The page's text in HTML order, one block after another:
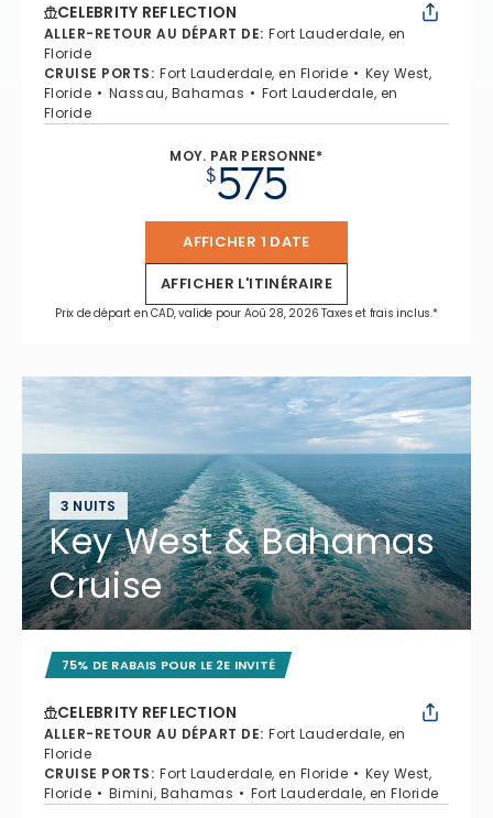
CELEBRITY REFLECTION
ALLER-RETOUR AU DÉPART DE: Fort Lauderdale, en
Floride
CRUISE PORTS: Fort Lauderdale, en Floride
Key West,
Floride
Nassau, Bahamas
Fort Lauderdale, en
Floride
MOY. PAR PERSONNE*
$575
AFFICHER 1 DATE
AFFICHER L'ITINÉRAIRE
Prix de départ en CAD, valide pour Aoû 28, 2026 Taxes et frais inclus.*
3 NUITS
Key West & Bahamas
Cruise
75% DE RABAIS POUR LE 2E INVITÉ
CELEBRITY REFLECTION
ALLER-RETOUR AU DÉPART DE: Fort Lauderdale, en
Floride
CRUISE PORTS: Fort Lauderdale, en Floride
Key West,
Floride
Bimini, Bahamas Fort Lauderdale, en Floride